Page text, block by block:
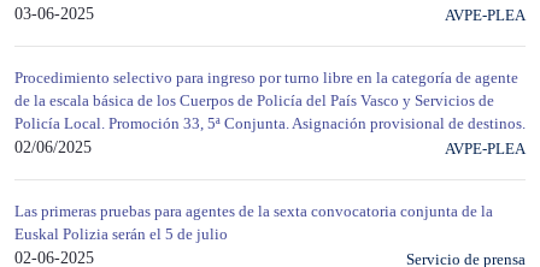
03-06-2025
AVPE-PLEA
Procedimiento selectivo para ingreso por turno libre en la categoría de agente
de la escala básica de los Cuerpos de Policía del País Vasco y Servicios de
Policía Local. Promoción 33, 5ª Conjunta. Asignación provisional de destinos.
02/06/2025
AVPE-PLEA
Las primeras pruebas para agentes de la sexta convocatoria conjunta de la
Euskal Polizia serán el 5 de julio
02-06-2025
Servicio de prensa